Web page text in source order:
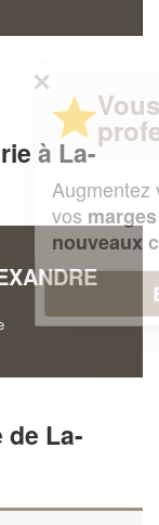
à La-
de La-
d'affaireset
de
plus